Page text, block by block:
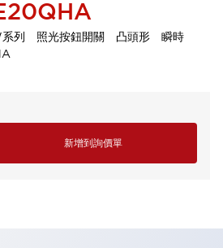
列 照光按鈕開關 凸頭形 瞬時
新增到詢價單